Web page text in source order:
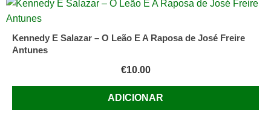
Kennedy E Salazar – O Leão E A Raposa de José Freire
Antunes
€10.00
ADICIONAR